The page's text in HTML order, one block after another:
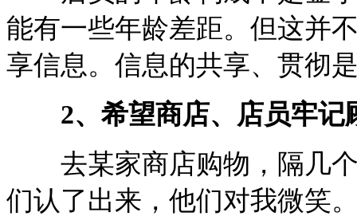
能有一些年龄差距。但这并
享信息。信息的共享、贯彻
2、希望商店、店员牢记
去某家商店购物，隔几个
们认了出来，他们对我微笑